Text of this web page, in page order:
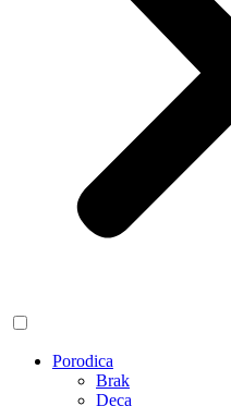
Porodica
Brak
Deca